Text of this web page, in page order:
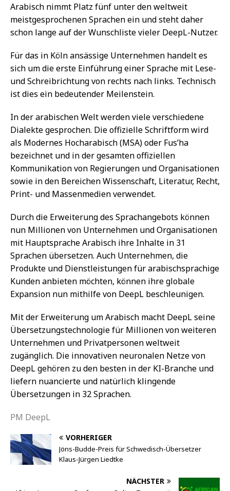
Arabisch nimmt Platz fünf unter den weltweit
meistgesprochenen Sprachen ein und steht daher
schon lange auf der Wunschliste vieler DeepL-Nutzer.
Für das in Köln ansässige Unternehmen handelt es
sich um die erste Einführung einer Sprache mit Lese-
und Schreibrichtung von rechts nach links. Technisch
ist dies ein bedeutender Meilenstein.
In der arabischen Welt werden viele verschiedene
Dialekte gesprochen. Die offizielle Schriftform wird
als Modernes Hocharabisch (MSA) oder Fus’ha
bezeichnet und in der gesamten offiziellen
Kommunikation von Regierungen und Organisationen
sowie in den Bereichen Wissenschaft, Literatur, Recht,
Print- und Massenmedien verwendet.
Durch die Erweiterung des Sprachangebots können
nun Millionen von Unternehmen und Organisationen
mit Hauptsprache Arabisch ihre Inhalte in 31
Sprachen übersetzen. Auch Unternehmen, die
Produkte und Dienstleistungen für arabischsprachige
Kunden anbieten möchten, können ihre globale
Expansion nun mithilfe von DeepL beschleunigen.
Mit der Erweiterung um Arabisch macht DeepL seine
Übersetzungstechnologie für Millionen von weiteren
Unternehmen und Privatpersonen weltweit
zugänglich. Die innovativen neuronalen Netze von
DeepL gehören zu den besten in der KI-Branche und
liefern nuancierte und natürlich klingende
Übersetzungen in 32 Sprachen.
PM DeepL
VORHERIGER
Jöns-Budde-Preis für Schwedisch-Übersetzer
Klaus-Jürgen Liedtke
NÄCHSTER